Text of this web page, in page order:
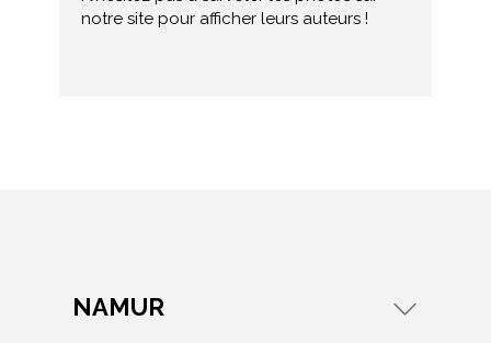
notre site pour afficher leurs auteurs !
NAMUR